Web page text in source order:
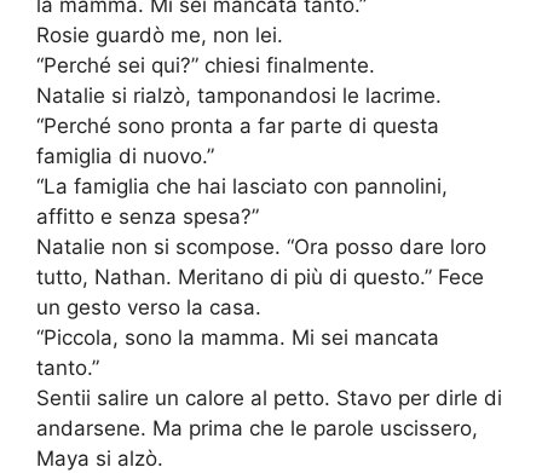
la mamma. Mi sei mancata tanto.”
Rosie guardò me, non lei.
“Perché sei qui?” chiesi finalmente.
Natalie si rialzò, tamponandosi le lacrime.
“Perché sono pronta a far parte di questa
famiglia di nuovo.”
“La famiglia che hai lasciato con pannolini,
affitto e senza spesa?”
Natalie non si scompose. “Ora posso dare loro
tutto, Nathan. Meritano di più di questo.” Fece
un gesto verso la casa.
“Piccola, sono la mamma. Mi sei mancata
tanto.”
Sentii salire un calore al petto. Stavo per dirle di
andarsene. Ma prima che le parole uscissero,
Maya si alzò.